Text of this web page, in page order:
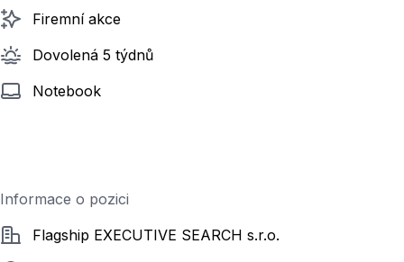
Firemní akce
Dovolená 5 týdnů
Notebook
Informace o pozici
SpolečnostFlagship EXECUTIVE SEARCH s.r.o.